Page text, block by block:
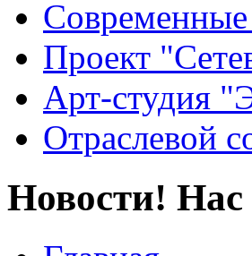
Современные
Проект
Арт-студия
Отраслевой
Новости!